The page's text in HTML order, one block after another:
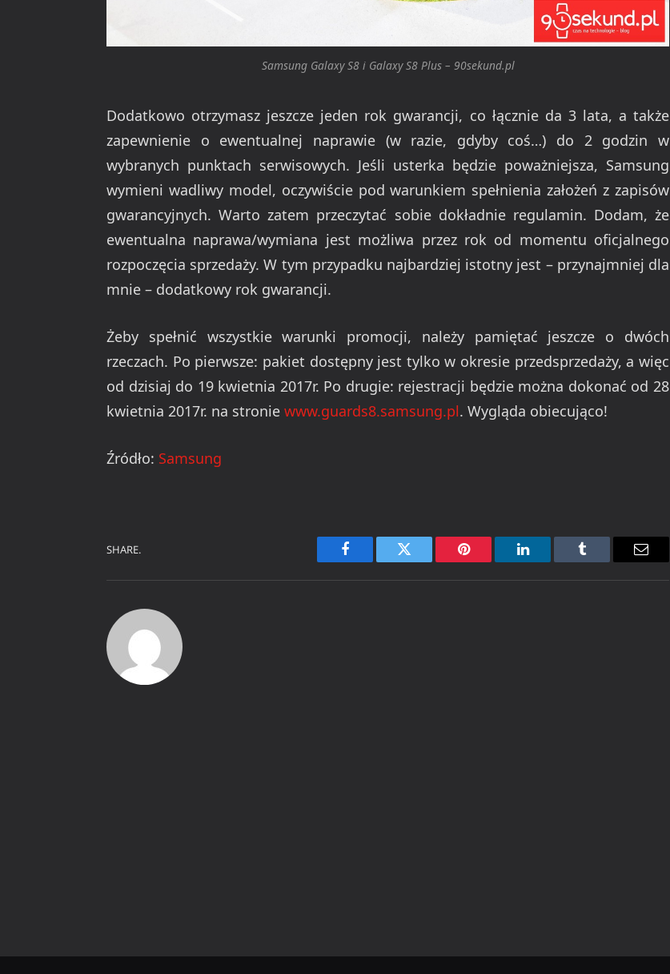
Samsung Galaxy S8 i Galaxy S8 Plus – 90sekund.pl
Dodatkowo otrzymasz jeszcze jeden rok gwarancji, co łącznie da 3 lata, a także
zapewnienie o ewentualnej naprawie (w razie, gdyby coś…) do 2 godzin w
wybranych punktach serwisowych. Jeśli usterka będzie poważniejsza, Samsung
wymieni wadliwy model, oczywiście pod warunkiem spełnienia założeń z zapisów
gwarancyjnych. Warto zatem przeczytać sobie dokładnie regulamin. Dodam, że
ewentualna naprawa/wymiana jest możliwa przez rok od momentu oficjalnego
rozpoczęcia sprzedaży. W tym przypadku najbardziej istotny jest – przynajmniej dla
mnie – dodatkowy rok gwarancji.
Żeby spełnić wszystkie warunki promocji, należy pamiętać jeszcze o dwóch
rzeczach. Po pierwsze: pakiet dostępny jest tylko w okresie przedsprzedaży, a więc
od dzisiaj do 19 kwietnia 2017r. Po drugie: rejestracji będzie można dokonać od 28
kwietnia 2017r. na stronie www.guards8.samsung.pl. Wygląda obiecująco!
Źródło: Samsung
SHARE.
Facebook Twitter Pinterest LinkedIn Tumblr Email